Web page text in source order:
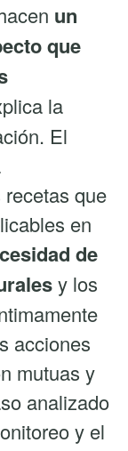
un
que
la
El
que
en
de
y los
acciones
mutuas y
analizado
y el